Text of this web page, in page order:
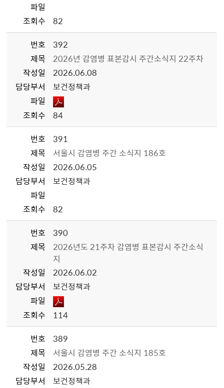
파일
조회수
82
번호
392
제목
2026년 감염병 표본감시 주간소식지 22주차
작성일
2026.06.08
담당부서
보건정책과
파일
조회수
84
번호
391
제목
서울시 감염병 주간 소식지 186호
작성일
2026.06.05
담당부서
보건정책과
파일
조회수
82
번호
390
제목
2026년도 21주차 감염병 표본감시 주간소식
지
작성일
2026.06.02
담당부서
보건정책과
파일
조회수
114
번호
389
제목
서울시 감염병 주간 소식지 185호
작성일
2026.05.28
담당부서
보건정책과